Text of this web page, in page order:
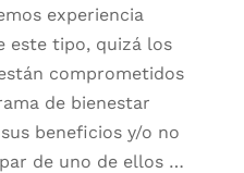
experiencia
este tipo, quizá los
comprometidos
de bienestar
beneficios y/o no
de uno de ellos …